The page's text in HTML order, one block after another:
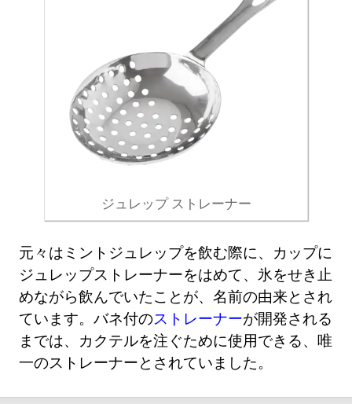
ジュレップ ストレーナー
元々はミントジュレップを飲む際に、カップに
ジュレップストレーナーをはめて、氷をせき止
めながら飲んでいたことが、名前の由来とされ
ています。バネ付のストレーナーが開発される
までは、カクテルを注ぐために使用できる、唯
一のストレーナーとされていました。